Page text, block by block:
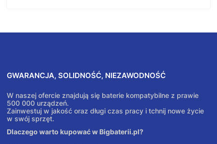
GWARANCJA, SOLIDNOŚĆ, NIEZAWODNOŚĆ
W naszej ofercie znajdują się baterie kompatybilne z prawie
500 000 urządzeń.
Zainwestuj w jakość oraz długi czas pracy i tchnij nowe życie
w swój sprzęt.
Dlaczego warto kupować w Bigbaterii.pl?